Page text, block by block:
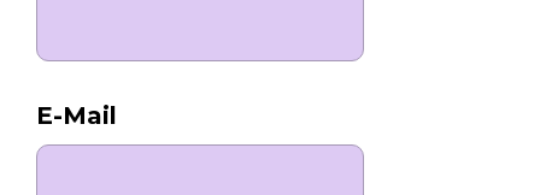
E-Mail